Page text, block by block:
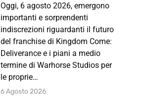
Oggi, 6 agosto 2026, emergono
importanti e sorprendenti
indiscrezioni riguardanti il futuro
del franchise di Kingdom Come:
Deliverance e i piani a medio
termine di Warhorse Studios per
le proprie…
6 Agosto 2026